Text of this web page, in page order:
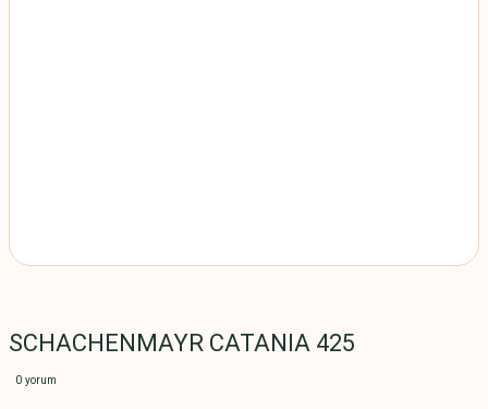
SCHACHENMAYR CATANIA 425
0 yorum